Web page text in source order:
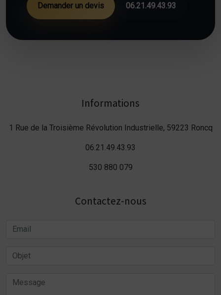
Demander un devis 06.21.49.43.93
Informations
1 Rue de la Troisième Révolution Industrielle, 59223 Roncq
06.21.49.43.93
530 880 079
Contactez-nous